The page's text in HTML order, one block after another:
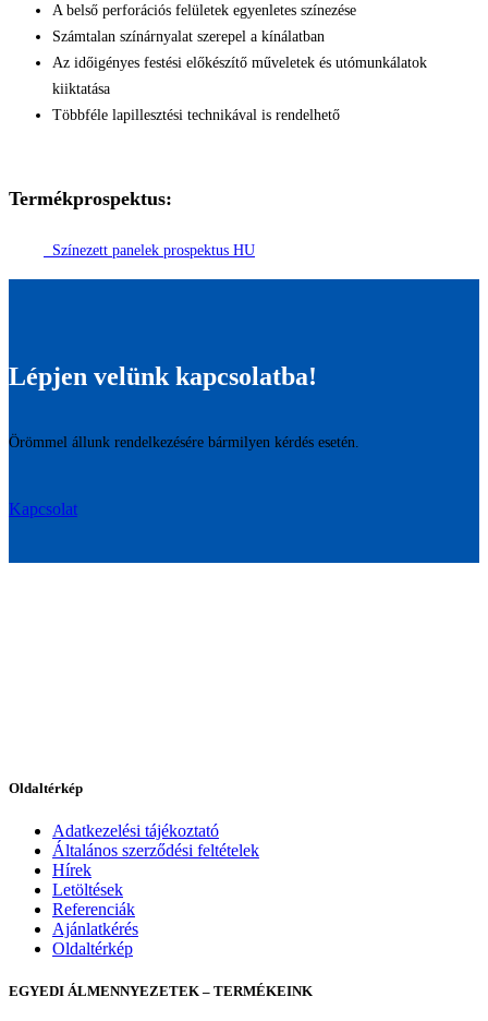
A belső perforációs felületek egyenletes színezése
Számtalan színárnyalat szerepel a kínálatban
Az időigényes festési előkészítő műveletek és utómunkálatok
kiiktatása
Többféle lapillesztési technikával is rendelhető
Termékprospektus:
Színezett panelek prospektus HU
Lépjen velünk kapcsolatba!
Örömmel állunk rendelkezésére bármilyen kérdés esetén.
Kapcsolat
Oldaltérkép
Adatkezelési tájékoztató
Általános szerződési feltételek
Hírek
Letöltések
Referenciák
Ajánlatkérés
Oldaltérkép
EGYEDI ÁLMENNYEZETEK – TERMÉKEINK